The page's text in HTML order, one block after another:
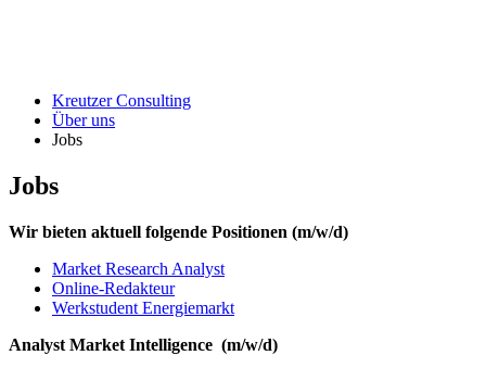
Kreutzer Consulting
Über uns
Jobs
Jobs
Wir bieten aktuell folgende Positionen (m/w/d)
Market Research Analyst
Online-Redakteur
Werkstudent Energiemarkt
Analyst Market Intelligence (m/w/d)